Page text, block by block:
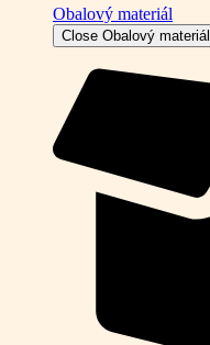
Obalový materiál
Close Obalový materiál